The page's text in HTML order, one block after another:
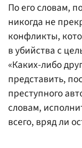
По его словам,
никогда не
конфликты,
в убийства с
«Каких-либо
представить,
преступного
словам,
всего, вряд ли